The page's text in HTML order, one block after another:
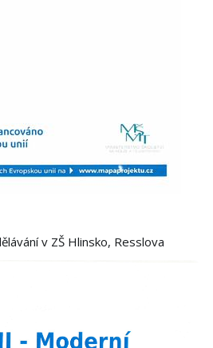
v ZŠ Hlinsko, Resslova